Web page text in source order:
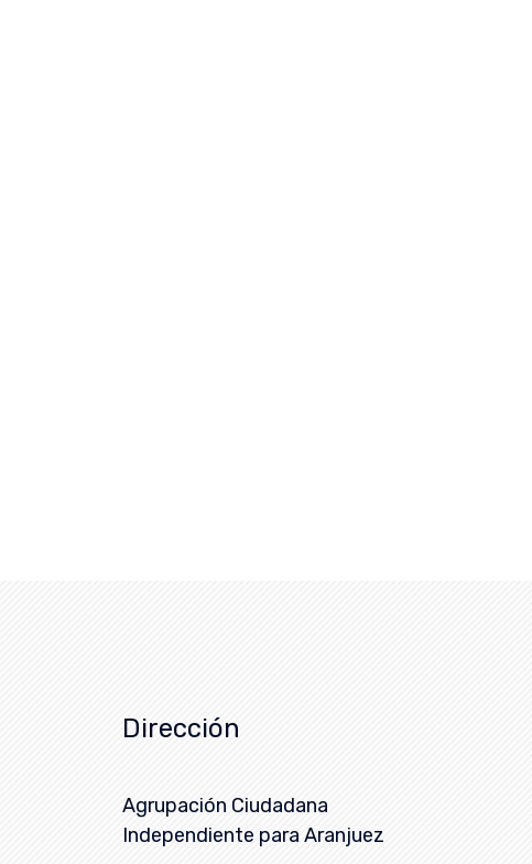
Dirección
Agrupación Ciudadana
Independiente para Aranjuez